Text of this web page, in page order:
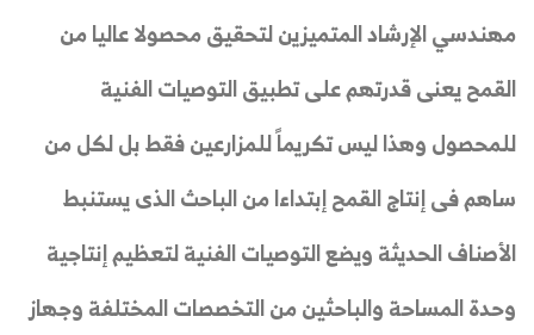
مهندسي الإرشاد المتميزين لتحقيق محصولا عاليا من
القمح يعنى قدرتهم على تطبيق التوصيات الفنية
للمحصول وهذا ليس تكريماً للمزارعين فقط بل لكل من
ساهم فى إنتاج القمح إبتداءا من الباحث الذى يستنبط
الأصناف الحديثة ويضع التوصيات الفنية لتعظيم إنتاجية
وحدة المساحة والباحثين من التخصصات المختلفة وجهاز